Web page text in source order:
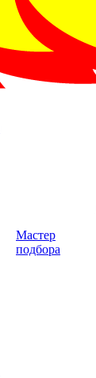
Мастер
подбора